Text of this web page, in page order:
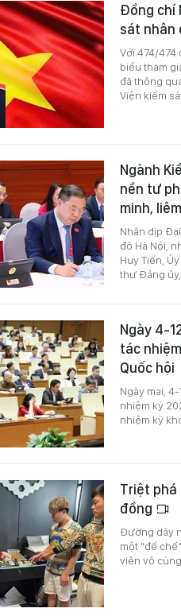
Đồng chí
sát nhân
Với 474/474
biểu tham
đã thông
Viện kiểm
Ngành
nền tư
minh,
Nhân dịp
đô Hà Nội,
Huy Tiến,
thư Đảng
Ngày 4-
tác
Quốc hội
Ngày mai,
nhiệm kỳ
nhiệm kỳ
Triệt phá
đồng
Đường dây
một "đế
viên vô